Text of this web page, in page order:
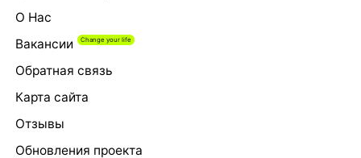
О Нас
Вакансии
Обратная связь
Карта сайта
Отзывы
Обновления проекта